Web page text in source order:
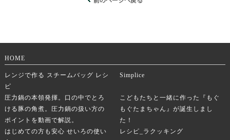
HOME
レンジで作る スチームバッグ レシ
ピ
Simplice
圧力鍋の本領発揮。口の中でとろ
ける豚の角煮。圧力鍋の扱い方の
ポイントを動画で解説。
こどもたちと一緒に作った『もぐ
もぐたまちゃん』が誕生しまし
た！
はじめての方も安心 せいろの使い
レシピ_ラクッキング